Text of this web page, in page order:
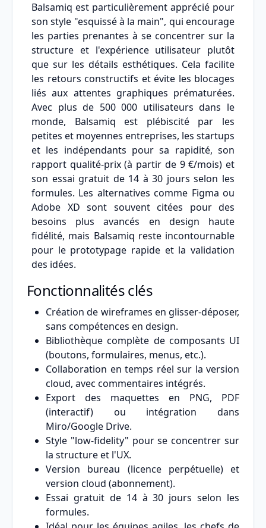
Balsamiq est particulièrement apprécié pour
son style "esquissé à la main", qui encourage
les parties prenantes à se concentrer sur la
structure et l'expérience utilisateur plutôt
que sur les détails esthétiques. Cela facilite
les retours constructifs et évite les blocages
liés aux attentes graphiques prématurées.
Avec plus de 500 000 utilisateurs dans le
monde, Balsamiq est plébiscité par les
petites et moyennes entreprises, les startups
et les indépendants pour sa rapidité, son
rapport qualité-prix (à partir de 9 €/mois) et
son essai gratuit de 14 à 30 jours selon les
formules. Les alternatives comme Figma ou
Adobe XD sont souvent citées pour des
besoins plus avancés en design haute
fidélité, mais Balsamiq reste incontournable
pour le prototypage rapide et la validation
des idées.
Fonctionnalités clés
Création de wireframes en glisser-déposer,
sans compétences en design.
Bibliothèque complète de composants UI
(boutons, formulaires, menus, etc.).
Collaboration en temps réel sur la version
cloud, avec commentaires intégrés.
Export des maquettes en PNG, PDF
(interactif) ou intégration dans
Miro/Google Drive.
Style "low-fidelity" pour se concentrer sur
la structure et l'UX.
Version bureau (licence perpétuelle) et
version cloud (abonnement).
Essai gratuit de 14 à 30 jours selon les
formules.